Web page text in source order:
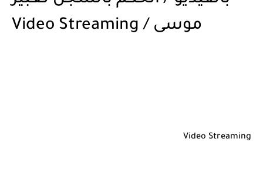
موسى / Video Streaming
Video Streaming